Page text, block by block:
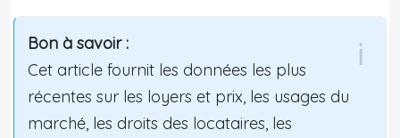
Bon à savoir :
Cet article fournit les données les plus
récentes sur les loyers et prix, les usages du
marché, les droits des locataires, les